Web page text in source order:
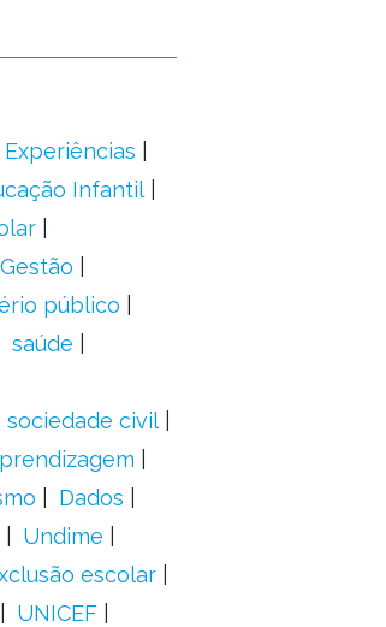
Experiências
Infantil
Gestão
público
saúde
sociedade civil
Dados
Undime
escolar
UNICEF